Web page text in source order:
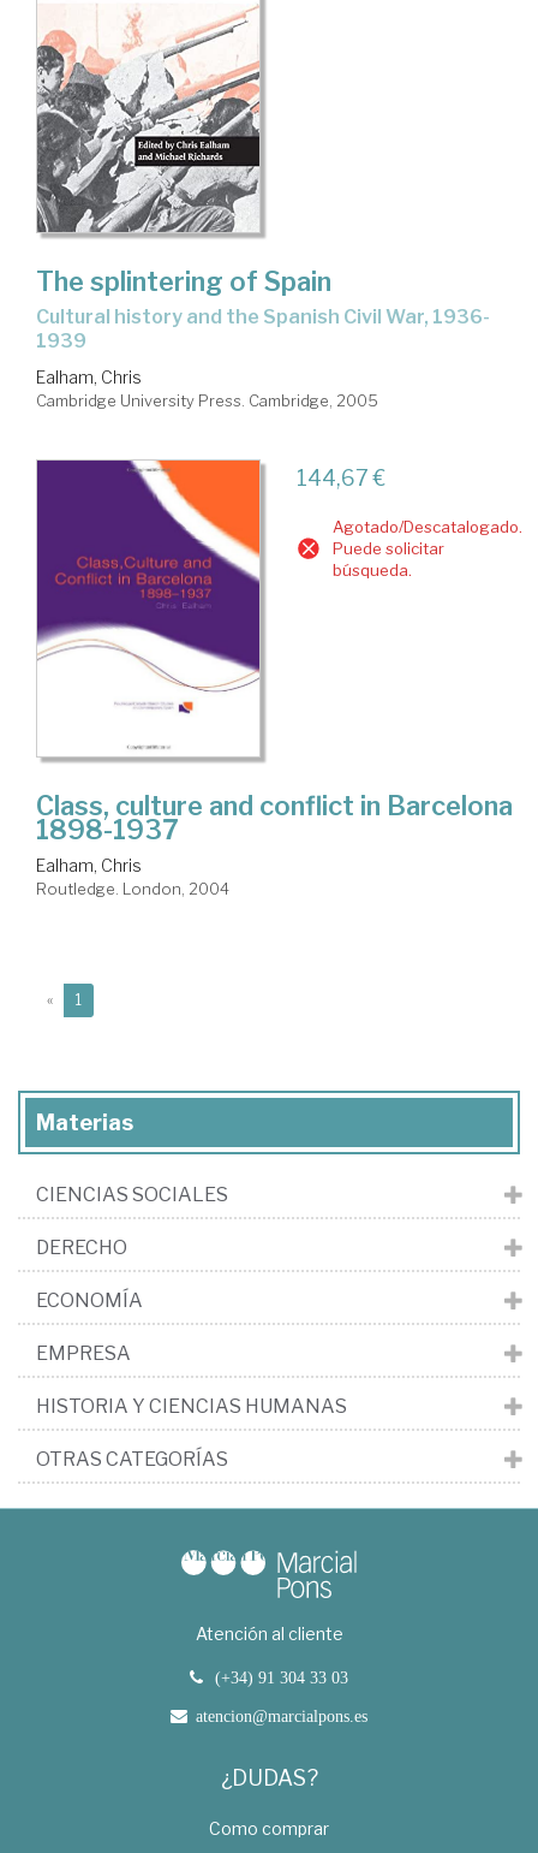
The splintering of Spain
cultural history and the Spanish Civil War, 1936-
1939
Ealham, Chris
Cambridge University Press. Cambridge, 2005
144,67 €
Agotado/Descatalogado.
Puede solicitar
búsqueda.
Class, culture and conflict in Barcelona
1898-1937
Ealham, Chris
Routledge. London, 2004
« 1
Materias
CIENCIAS SOCIALES
DERECHO
ECONOMÍA
EMPRESA
HISTORIA Y CIENCIAS HUMANAS
OTRAS CATEGORÍAS
Atención al cliente
(+34) 91 304 33 03
atencion@marcialpons.es
¿DUDAS?
Como comprar